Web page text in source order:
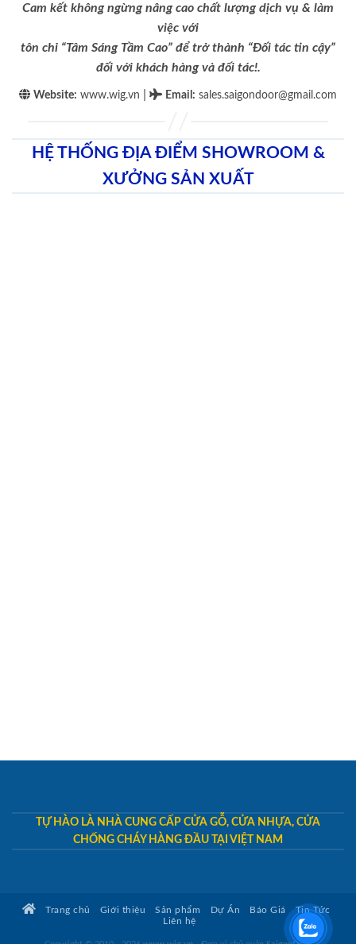
Cam kết không ngừng nâng cao chất lượng dịch vụ & làm
việc với
tôn chỉ “Tâm Sáng Tầm Cao” để trở thành “Đối tác tin cậy”
đối với khách hàng và đối tác!.
Website: www.wig.vn Email : sales.saigondoor@gmail.com
HỆ THỐNG ĐỊA ĐIỂM SHOWROOM &
XƯỞNG SẢN XUẤT
TỰ HÀO LÀ NHÀ CUNG CẤP CỬA GỖ, CỬA NHỰA, CỬA
CHỐNG CHÁY HÀNG ĐẦU TẠI VIỆT NAM
Trang chủ Giới thiệu Sản phẩm Dự Án Báo Giá
Tin Tức
Liên hệ